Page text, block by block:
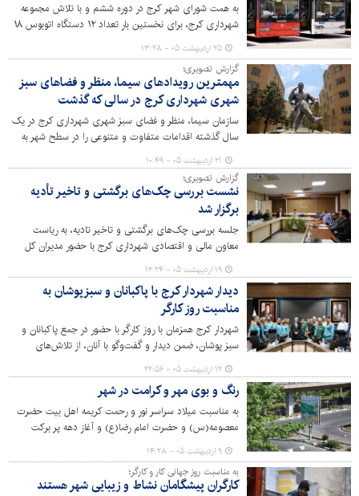
به همت شورای شهر کرج در دوره ششم و با تلاش مجموعه
شهرداری کرج، برای نخستین بار تعداد ۱۲ دستگاه اتوبوس ۱۸
متری وارد چرخه خدمتگزاری به شهروندان شد. همچنین
تفاهم‌نامه خرید ۱۰۰ دستگاه اتوبوس به امضا رسید.
۲۵ اردیبهشت ۰۵ - ۱۳:۲۸
گزارش تصویری؛
مهمترین رویدادهای سیما، منظر و فضاهای سبز
شهری شهرداری کرج در سالی که گذشت
سازمان سیما، منظر و فضای سبز شهری شهرداری کرج در یک
سال گذشته اقدامات متفاوت و متنوعی را در سطح شهر به
انجام رسانده است.
۲۱ اردیبهشت ۰۵ - ۱۰:۴۹
گزارش تصویری؛
نشست بررسی چک‌های برگشتی و تاخیر تأدیه
برگزار شد
جلسه بررسی چک‌های برگشتی و تاخیر تادیه، به ریاست
معاون مالی و اقتصادی شهرداری کرج با حضور مدیران کل
حوزه درآمد، حقوقی، مالی و اقتصادی و رئیس سازمان فناوری
اطلاعات و ارتباطات برگزار شد.
۱۹ اردیبهشت ۰۵ - ۱۲:۲۴
دیدار شهردار کرج با پاکبانان و سبزپوشان به
مناسبت روز کارگر
شهردار کرج همزمان با روز کارگر با حضور در جمع پاکبانان و
‌سبز پوشان، ضمن دیدار و گفت‌وگو با آنان، از تلاش‌های
شبانه‌روزی این قشر زحمتکش در حفظ پاکیزگی و طراوت
شهر قدردانی کرد.
۱۲ اردیبهشت ۰۵ - ۲۲:۵۶
رنگ و بوی مهر و کرامت در شهر
به مناسبت میلاد سراسر نور و رحمت کریمه اهل بیت حضرت
معصومه(س) و حضرت امام رضا(ع) و آغاز دهه پر برکت
کرامت، سازمان سیما منظر و فضای سبز شهری شهرداری کرج
اقدام به فضاسازی شهر در مناطق ۱۰گانه کرده است.
۹ اردیبهشت ۰۵ - ۱۴:۲۸
به مناسبت روز جهانی کار و کارگر؛
کارگران پیشگامان نشاط و زیبایی شهر هستند